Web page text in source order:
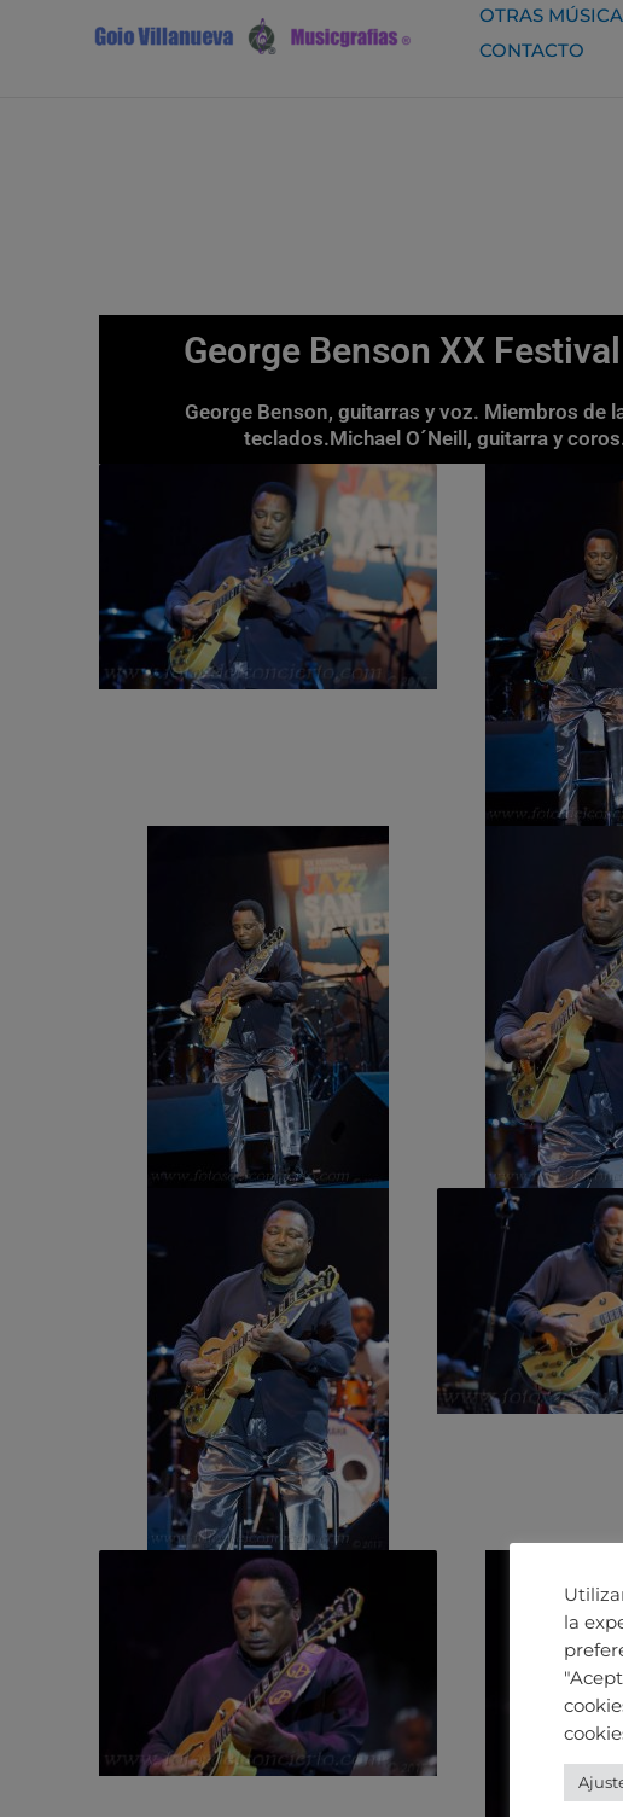
OTRAS
CONTACTO
George Benson XX
George Benson, guitarras y voz. Miembros de
teclados.Michael O´Neill, guitarra y
la